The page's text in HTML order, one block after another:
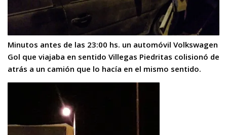
Minutos antes de las 23:00 hs. un automóvil Volkswagen
Gol que viajaba en sentido Villegas Piedritas colisionó de
atrás a un camión que lo hacía en el mismo sentido.